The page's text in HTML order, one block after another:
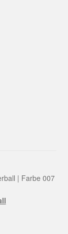
| Farbe 007